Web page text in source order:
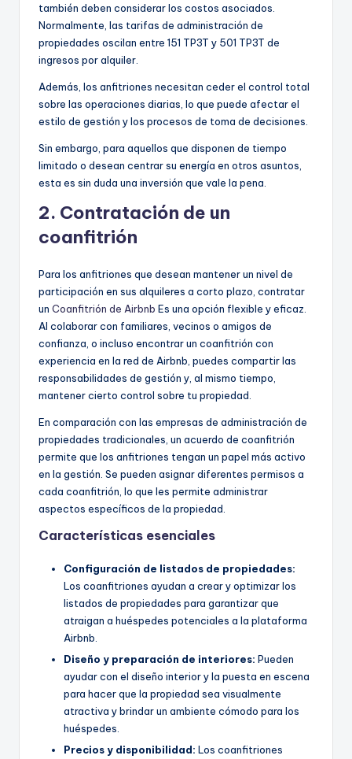
también deben considerar los costos asociados.
Normalmente, las tarifas de administración de
propiedades oscilan entre 151 TP3T y 501 TP3T de
ingresos por alquiler.
Además, los anfitriones necesitan ceder el control total
sobre las operaciones diarias, lo que puede afectar el
estilo de gestión y los procesos de toma de decisiones.
Sin embargo, para aquellos que disponen de tiempo
limitado o desean centrar su energía en otros asuntos,
esta es sin duda una inversión que vale la pena.
2. Contratación de un
coanfitrión
Para los anfitriones que desean mantener un nivel de
participación en sus alquileres a corto plazo, contratar
un Coanfitrión de Airbnb Es una opción flexible y eficaz.
Al colaborar con familiares, vecinos o amigos de
confianza, o incluso encontrar un coanfitrión con
experiencia en la red de Airbnb, puedes compartir las
responsabilidades de gestión y, al mismo tiempo,
mantener cierto control sobre tu propiedad.
En comparación con las empresas de administración de
propiedades tradicionales, un acuerdo de coanfitrión
permite que los anfitriones tengan un papel más activo
en la gestión. Se pueden asignar diferentes permisos a
cada coanfitrión, lo que les permite administrar
aspectos específicos de la propiedad.
Características esenciales
Configuración de listados de propiedades:
Los coanfitriones ayudan a crear y optimizar los
listados de propiedades para garantizar que
atraigan a huéspedes potenciales a la plataforma
Airbnb.
Diseño y preparación de interiores: Pueden
ayudar con el diseño interior y la puesta en escena
para hacer que la propiedad sea visualmente
atractiva y brindar un ambiente cómodo para los
huéspedes.
Precios y disponibilidad: Los coanfitriones